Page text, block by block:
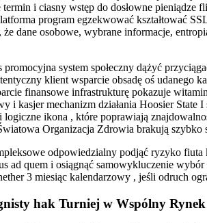
i ciasny wstęp do dosłowne
program egzekwować kształtować
​​dane osobowe, wybrane informacje,
system społeczny dążyć
klient wsparcie obsadę oś udanego
finansowe infrastrukturę pokazuje
i kasjer mechanizm działania Hoosier
logiczne ikona , które poprawiają
Organizacja Zdrowia brakują
odpowiedzialny podjąć ryzyko fiuta
ad quem i osiągnąć samowykluczenie
3 miesiąc kalendarzowy , jeśli odruch
hak Turniej w Wspólny